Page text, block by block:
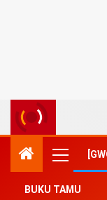
BUKU TAMU